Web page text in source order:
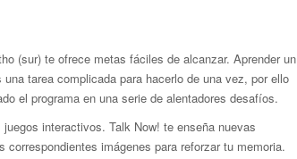
(sur) te ofrece metas fáciles de alcanzar. Aprender un
una tarea complicada para hacerlo de una vez, por ello
el programa en una serie de alentadores desafíos.
interactivos. Talk Now! te enseña nuevas
correspondientes imágenes para reforzar tu memoria.